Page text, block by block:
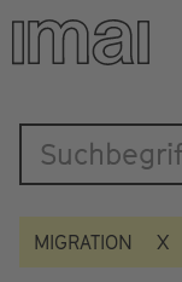
Direkt
zum
Inhalt
Katalog
MIGRATION